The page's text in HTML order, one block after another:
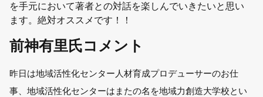
を手元において著者との対話を楽しんでいきたいと思い
ます。絶対オススメです！！
前神有里氏コメント
昨日は地域活性化センター人材育成プロデューサーのお仕
事、地域活性化センターはまたの名を地域力創造大学校とい